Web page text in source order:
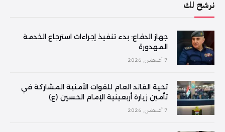
نرشح لك
جهاز الدفاع: بدء تنفيذ إجراءات استرجاع الخدمة
المهدورة
7 أغسطس, 2026
تحية القائد العام للقوات الأمنية المشاركة في
تأمين زيارة أربعينية الإمام الحسين (ع)
7 أغسطس, 2026